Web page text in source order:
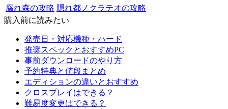
腐れ森の攻略 隠れ都ノクラテオの攻略
購入前に読みたい
発売日・対応機種・ハード
推奨スペックとおすすめPC
事前ダウンロードのやり方
予約特典と値段まとめ
エディションの違いとおすすめ
クロスプレイはできる？
難易度変更はできる？